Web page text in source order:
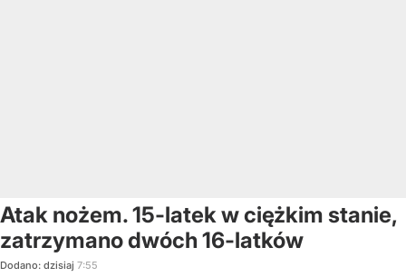
Atak nożem. 15-latek w ciężkim stanie,
zatrzymano dwóch 16-latków
Dodano: dzisiaj 7:55